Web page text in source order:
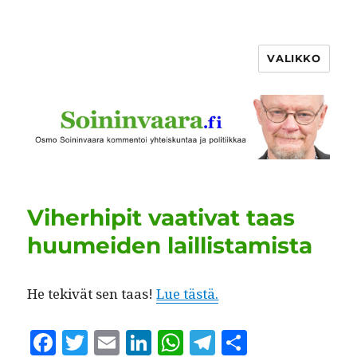
VALIKKO
Viherhipit vaativat taas
huumeiden laillistamista
He tekivät sen taas!Lue tästä.
F
T
E
Li W T